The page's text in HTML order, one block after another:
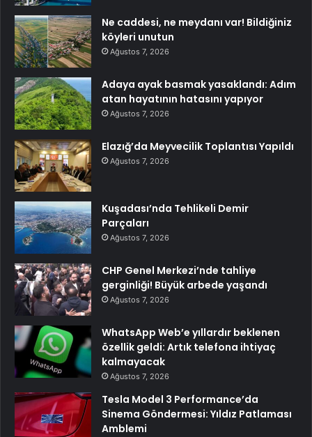
Ne caddesi, ne meydanı var! Bildiğiniz
köyleri unutun
Ağustos 7, 2026
Adaya ayak basmak yasaklandı: Adım
atan hayatının hatasını yapıyor
Ağustos 7, 2026
Elazığ’da Meyvecilik Toplantısı Yapıldı
Ağustos 7, 2026
Kuşadası’nda Tehlikeli Demir
Parçaları
Ağustos 7, 2026
CHP Genel Merkezi’nde tahliye
gerginliği! Büyük arbede yaşandı
Ağustos 7, 2026
WhatsApp Web’e yıllardır beklenen
özellik geldi: Artık telefona ihtiyaç
kalmayacak
Ağustos 7, 2026
Tesla Model 3 Performance’da
Sinema Göndermesi: Yıldız Patlaması
Amblemi